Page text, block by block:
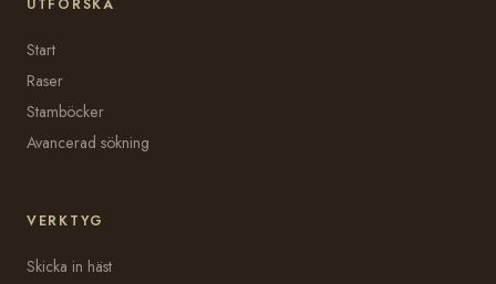
Start
Raser
Stamböcker
Avancerad sökning
VERKTYG
Skicka in häst